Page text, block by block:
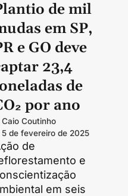
de mil
em SP,
e GO deve
23,4
de
por ano
Caio Coutinho
5 de fevereiro de 2025
de
e
em seis